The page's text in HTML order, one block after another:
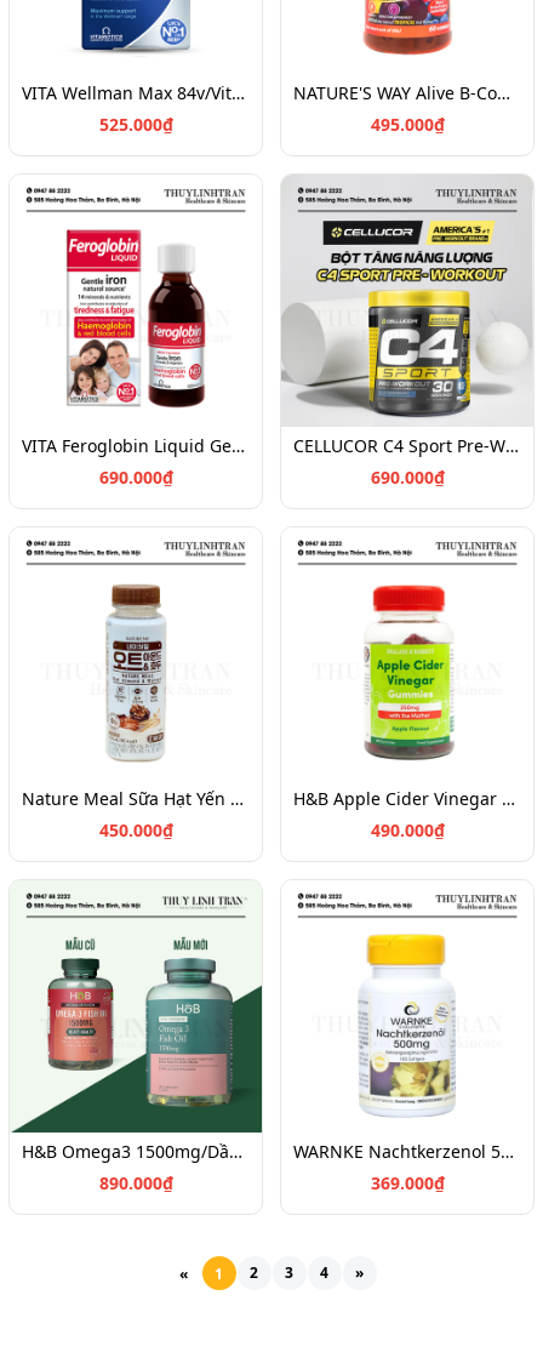
VITA Wellman Max 84v/Vitamin tổng hợp cho nam
525.000₫
NATURE'S WAY Alive B-Complex Multivitamin 60 gummies/Kẹo vitamin tổng hợp nhóm B
495.000₫
VITA Feroglobin Liquid Gentle Iron 500ml/Sắt nước hữu cơ
690.000₫
CELLUCOR C4 Sport Pre-Workout 288g
690.000₫
Nature Meal Sữa Hạt Yến Mạch 1 thùng x 12 chai x 250ml
450.000₫
H&B Apple Cider Vinegar 60v
490.000₫
H&B Omega3 1500mg/Dầu cá biển
890.000₫
WARNKE Nachtkerzenol 500mg 100v - Dầu hoa Anh Thảo
369.000₫
« 1 2 3 4 »